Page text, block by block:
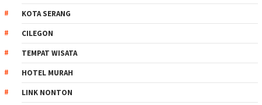
KOTA SERANG
CILEGON
TEMPAT WISATA
HOTEL MURAH
LINK NONTON